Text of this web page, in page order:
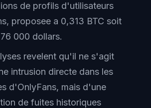
de profils d'utilisateurs
proposee a 0,313 BTC soit
000 dollars.
revelent qu'il ne s'agit
intrusion directe dans les
d'OnlyFans, mais d'une
de fuites historiques